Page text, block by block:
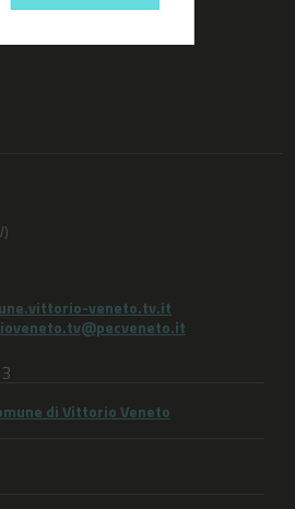
Vittorio Veneto
veneto.tv.it
di Vittorio Veneto